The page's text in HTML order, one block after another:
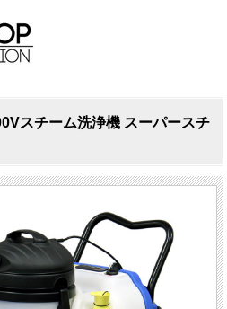
スチーム洗浄機 スーパースチ